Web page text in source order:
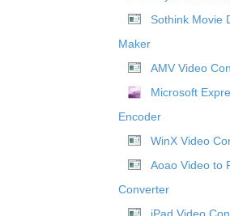
Sothink Movie
Maker
AMV Video
Microsoft
Encoder
WinX Video
Aoao Video to
Converter